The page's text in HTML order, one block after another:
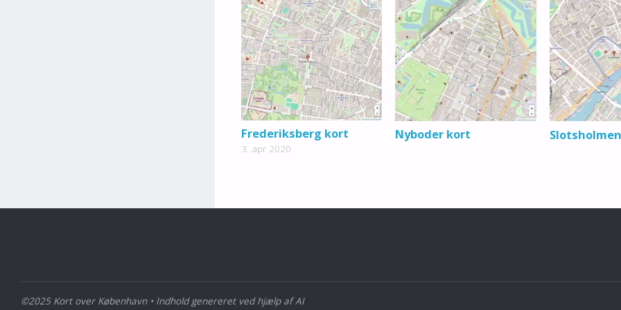
Frederiksberg kort
3. apr 2020
Nyboder kort
©2025 Kort over København • Indhold genereret ved hjælp af AI